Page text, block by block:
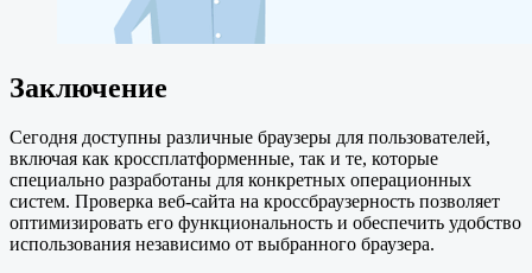
Заключение
Сегодня доступны различные браузеры для пользователей,
включая как кроссплатформенные, так и те, которые
специально разработаны для конкретных операционных
систем. Проверка веб-сайта на кроссбраузерность позволяет
оптимизировать его функциональность и обеспечить удобство
использования независимо от выбранного браузера.